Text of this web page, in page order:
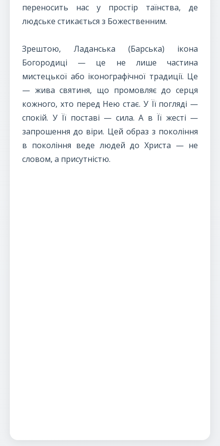
переносить нас у простір таїнства, де
людське стикається з Божественним.
Зрештою, Ладанська (Барська) ікона
Богородиці — це не лише частина
мистецької або іконографічної традиції. Це
— жива святиня, що промовляє до серця
кожного, хто перед Нею стає. У Її погляді —
спокій. У Її поставі — сила. А в Її жесті —
запрошення до віри. Цей образ з покоління
в покоління веде людей до Христа — не
словом, а присутністю.